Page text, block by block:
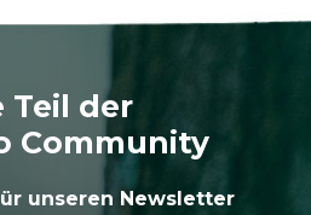
Teil der
Community
unseren Newsletter